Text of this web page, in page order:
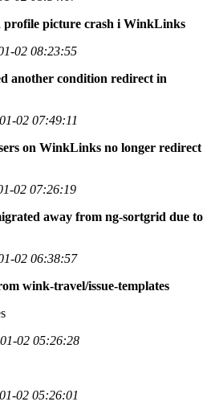
profile picture crash i WinkLinks
02 08:23:55
another condition redirect in
02 07:49:11
on WinkLinks no longer redirect
02 07:26:19
away from ng-sortgrid due to
02 06:38:57
wink-travel/issue-templates
02 05:26:28
02 05:26:01